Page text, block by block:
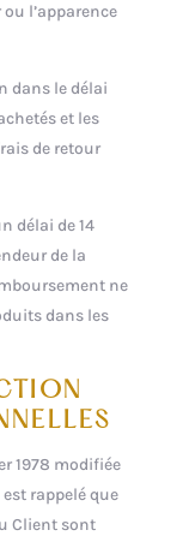
l’apparence
dans le délai
et les
de retour
délai de 14
de la
ne
dans les
1978 modifiée
rappelé que
Client sont